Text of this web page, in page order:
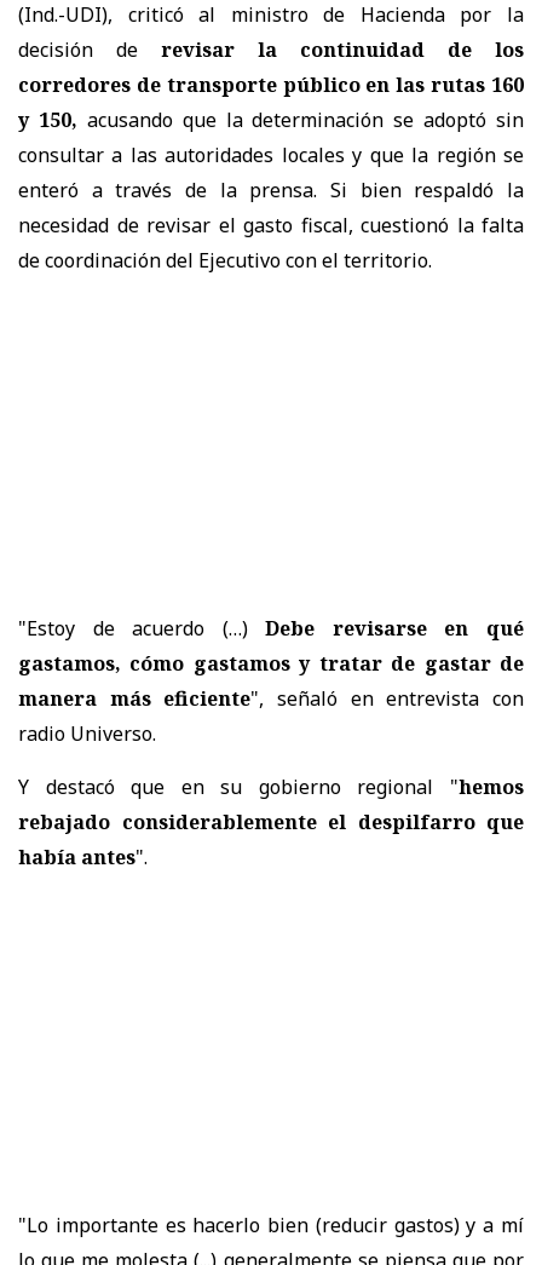
(Ind.-UDI), criticó al ministro de Hacienda por la
decisión de revisar la continuidad de los
corredores de transporte público en las rutas 160
y 150, acusando que la determinación se adoptó sin
consultar a las autoridades locales y que la región se
enteró a través de la prensa. Si bien respaldó la
necesidad de revisar el gasto fiscal, cuestionó la falta
de coordinación del Ejecutivo con el territorio.
"Estoy de acuerdo (…)Debe revisarse en qué
gastamos, cómo gastamos y tratar de gastar de
manera más eficiente", señaló en entrevista con
radio Universo.
Y destacó que en su gobierno regional "hemos
rebajado considerablemente el despilfarro que
había antes".
"Lo importante es hacerlo bien (reducir gastos) y a mí